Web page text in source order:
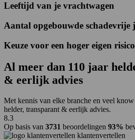
Leeftijd van je vrachtwagen
Aantal opgebouwde schadevrije
Keuze voor een hoger eigen risico
Al meer dan 110 jaar
& eerlijk advies
Met kennis van elke branche en veel
helder, transparant & eerlijk advies.
8.3
Op basis van 3731 beoordelingen 93%
klantenvertellen